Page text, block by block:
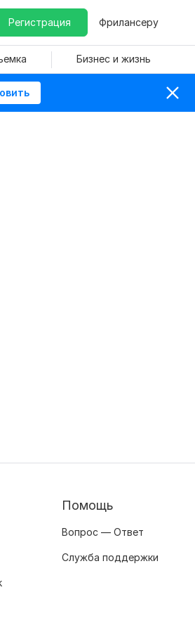
Регистрация Фрилансеру
Бизнес и жизнь
Помощь
Вопрос — Ответ
Служба поддержки